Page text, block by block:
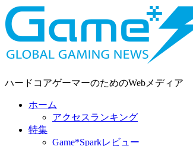
ハードコアゲーマーのためのWebメディア
ホーム
特集